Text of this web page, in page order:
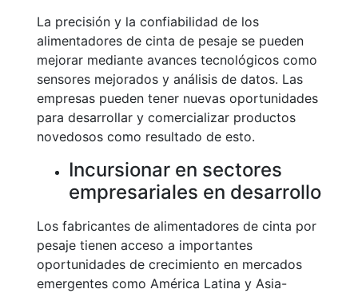
La precisión y la confiabilidad de los
alimentadores de cinta de pesaje se pueden
mejorar mediante avances tecnológicos como
sensores mejorados y análisis de datos. Las
empresas pueden tener nuevas oportunidades
para desarrollar y comercializar productos
novedosos como resultado de esto.
Incursionar en sectores
empresariales en desarrollo
Los fabricantes de alimentadores de cinta por
pesaje tienen acceso a importantes
oportunidades de crecimiento en mercados
emergentes como América Latina y Asia-